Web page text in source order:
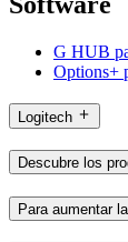
G HUB
Options+
Logitech
Descubre los
Para aumentar